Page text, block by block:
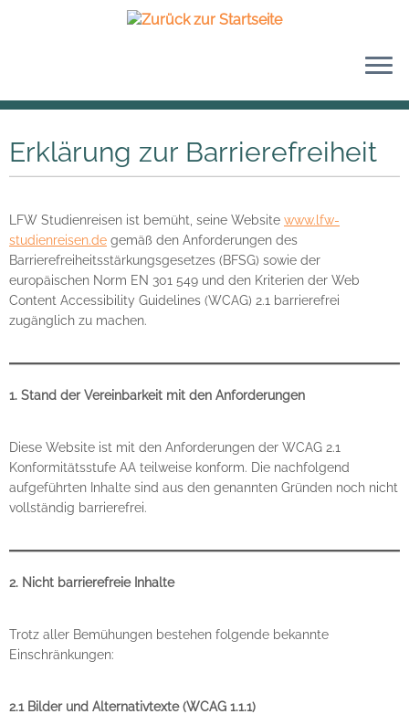
springen
Erklärung zur Barrierefreiheit
LFW Studienreisen ist bemüht, seine Website www.lfw-
studienreisen.de gemäß den Anforderungen des
Barrierefreiheitsstärkungsgesetzes (BFSG) sowie der
europäischen Norm EN 301 549 und den Kriterien der Web
Content Accessibility Guidelines (WCAG) 2.1 barrierefrei
zugänglich zu machen.
1. Stand der Vereinbarkeit mit den Anforderungen
Diese Website ist mit den Anforderungen der WCAG 2.1
Konformitätsstufe AA teilweise konform. Die nachfolgend
aufgeführten Inhalte sind aus den genannten Gründen noch nicht
vollständig barrierefrei.
2. Nicht barrierefreie Inhalte
Trotz aller Bemühungen bestehen folgende bekannte
Einschränkungen:
2.1 Bilder und Alternativtexte (WCAG 1.1.1)